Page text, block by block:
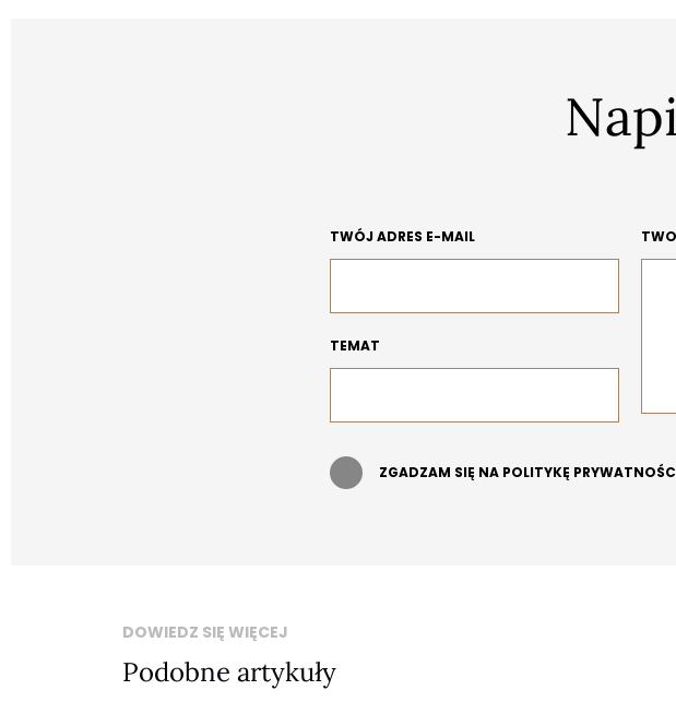
TWÓJ ADRES E-MAIL
TEMAT
ZGADZAM SIĘ NA POLITYKĘ
DOWIEDZ SIĘ WIĘCEJ
Podobne artykuły